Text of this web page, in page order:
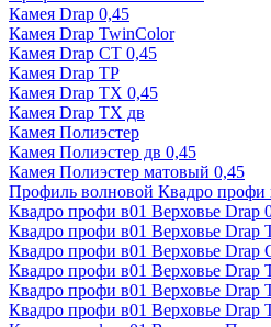
Камея Drap 0,45
Камея Drap TwinColor
Камея Drap СТ 0,45
Камея Drap ТР
Камея Drap ТХ 0,45
Камея Drap ТХ дв
Камея Полиэстер
Камея Полиэстер дв 0,45
Камея Полиэстер матовый 0,45
Профиль волновой Квадро профи
Квадро профи в01 Верховье Drap
Квадро профи в01 Верховье Drap
Квадро профи в01 Верховье Drap
Квадро профи в01 Верховье Drap
Квадро профи в01 Верховье Drap
Квадро профи в01 Верховье Drap